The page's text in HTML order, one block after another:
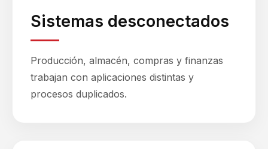
Sistemas desconectados
Producción, almacén, compras y finanzas
trabajan con aplicaciones distintas y
procesos duplicados.